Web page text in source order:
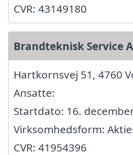
CVR: 43149180
Brandteknisk Service
Hartkornsvej 51, 4760
Ansatte:
Startdato: 16.
Virksomhedsform:
CVR: 41954396